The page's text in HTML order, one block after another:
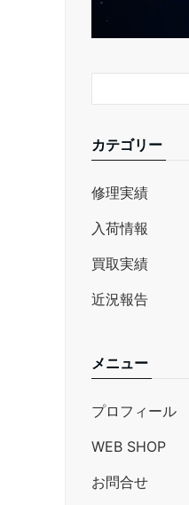
カテゴリー
修理実績
入荷情報
買取実績
近況報告
メニュー
プロフィール
WEB SHOP
お問合せ